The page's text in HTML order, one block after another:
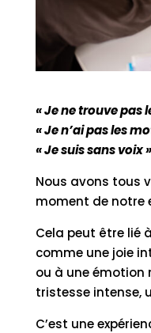
« Je ne trouve pas
« Je n’ai pas les
« Je suis sans voix »
Nous avons tous
moment de notre
Cela peut être lié
comme une joie
ou à une émotion
tristesse intense,
C’est une